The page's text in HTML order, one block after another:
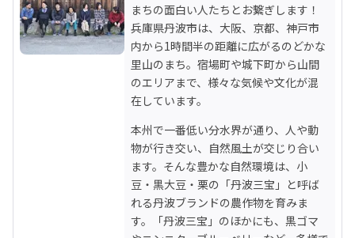
まちの面白い人たちとお繋ぎします！
兵庫県丹波市は、大阪、京都、神戸市
内から1時間半の距離に広がるのどかな
里山のまち。宿場町や城下町から山間
のエリアまで、様々な気候や文化が混
在しています。
本州で一番低い分水界が通り、人や動
物が行き交い、自然風土が交じり合い
ます。そんな豊かな自然環境は、小
豆・黒大豆・栗の「丹波三宝」と呼ば
れる丹波ブランドの農作物を育みま
す。「丹波三宝」のほかにも、黒ゴマ